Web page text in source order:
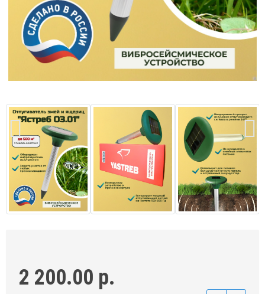
2 200.00 р.